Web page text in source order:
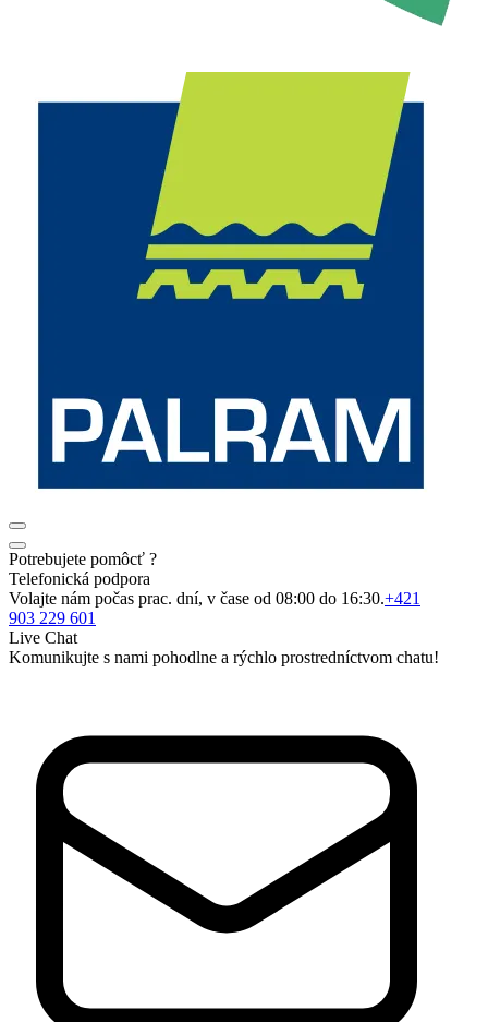
Potrebujete pomôcť ?
Telefonická podpora
Volajte nám počas prac. dní, v čase od 08:00 do 16:30.+421
903 229 601
Live Chat
Komunikujte s nami pohodlne a rýchlo prostredníctvom chatu!